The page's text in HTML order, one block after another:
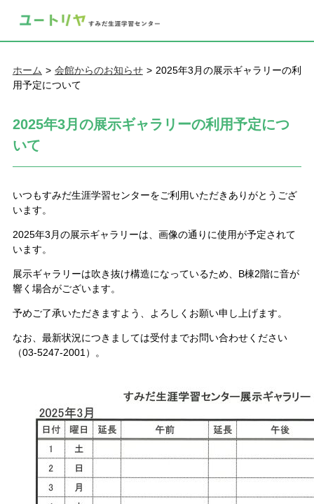
ホーム 会館からのお知らせ
2025年3月の展示ギャラリーの利
用予定について
2025年3月の展示ギャラリーの利用予定につ
いて
いつもすみだ生涯学習センターをご利用いただきありがとうござ
います。
2025年3月の展示ギャラリーは、画像の通りに使用が予定されて
います。
展示ギャラリーは吹き抜け構造になっているため、B棟2階に音が
響く場合がございます。
予めご了承いただきますよう、よろしくお願い申し上げます。
なお、最新状況につきましては受付までお問い合わせください
（03-5247-2001）。